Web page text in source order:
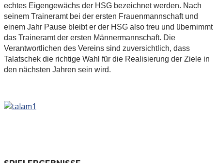
echtes Eigengewächs der HSG bezeichnet werden. Nach
seinem Traineramt bei der ersten Frauenmannschaft und
einem Jahr Pause bleibt er der HSG also treu und übernimmt
das Traineramt der ersten Männermannschaft. Die
Verantwortlichen des Vereins sind zuversichtlich, dass
Talatschek die richtige Wahl für die Realisierung der Ziele in
den nächsten Jahren sein wird.